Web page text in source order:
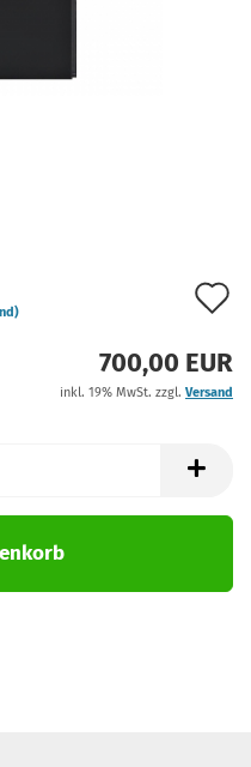
700,00 EUR
inkl. 19% MwSt. zzgl. Versand